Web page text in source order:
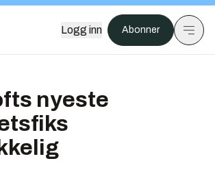
Logg inn Abonner
nyeste